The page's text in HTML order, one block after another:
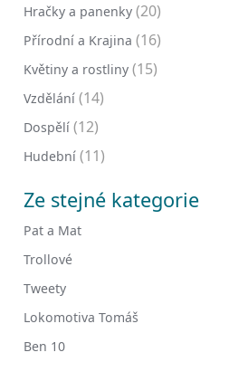
Hračky a panenky (20)
Přírodní a Krajina (16)
Květiny a rostliny (15)
Vzdělání (14)
Dospělí (12)
Hudební (11)
Ze stejné kategorie
Pat a Mat
Trollové
Tweety
Lokomotiva Tomáš
Ben 10